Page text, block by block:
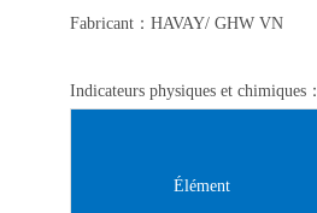
Fabricant：HAVAY/ GHW VN
Indicateurs physiques et chimiques：
Élément